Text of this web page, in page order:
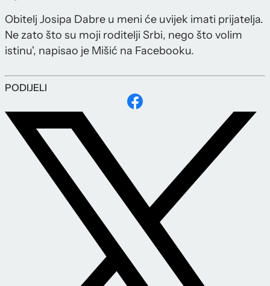
Obitelj Josipa Dabre u meni će uvijek imati prijatelja.
Ne zato što su moji roditelji Srbi, nego što volim
istinu', napisao je Mišić na Facebooku.
PODIJELI